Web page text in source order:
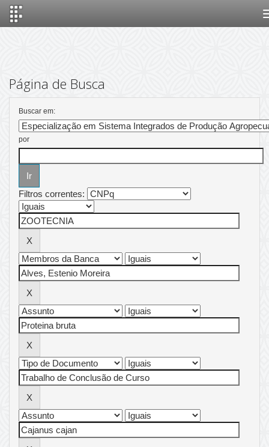
Página de Busca
Buscar em:
por
Filtros correntes: